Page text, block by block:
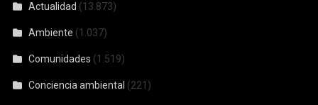
Actualidad (13.873)
Ambiente (1.037)
Comunidades (1.519)
Conciencia ambiental (221)